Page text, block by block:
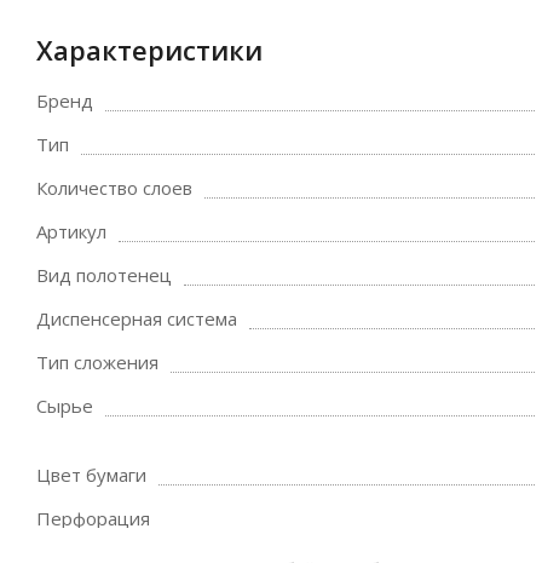
Характеристики
Бренд
Тип
Количество слоев
Артикул
Вид полотенец
Диспенсерная система
Тип сложения
Сырье
Цвет бумаги
Перфорация